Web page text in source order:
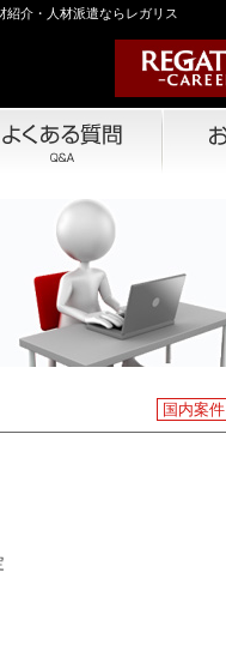
介・人材派遣ならレガリス
国内案件